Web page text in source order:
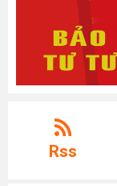
Rss